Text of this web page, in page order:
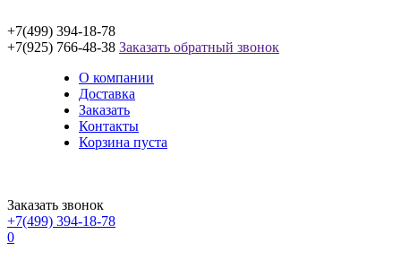
+7(499) 394-18-78
+7(925) 766-48-38 Заказать обратный звонок
О компании
Доставка
Заказать
Контакты
Корзина пуста
Заказать звонок
+7(499) 394-18-78
0